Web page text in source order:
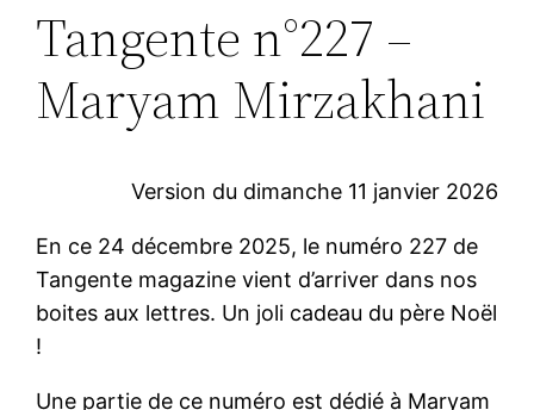
Tangente n°227 –
Maryam Mirzakhani
Version du dimanche 11 janvier 2026
En ce 24 décembre 2025, le numéro 227 de
Tangente magazine vient d’arriver dans nos
boites aux lettres. Un joli cadeau du père Noël
!
Une partie de ce numéro est dédié à Maryam